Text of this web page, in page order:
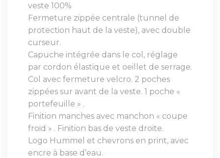
veste 100%
Fermeture zippée centrale (tunnel de
protection haut de la veste), avec double
curseur.
Capuche intégrée dans le col, réglage
par cordon élastique et oeillet de serrage.
Col avec fermeture velcro. 2 poches
zippées sur avant de la veste. 1 poche «
portefeuille » .
Finition manches avec manchon « coupe
froid » . Finition bas de veste droite.
Logo Hummel et chevrons en print, avec
encre à base d’eau.